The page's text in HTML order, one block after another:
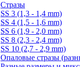
Стразы
SS 3 (1,3 - 1,4 mm)
SS 4 (1,5 - 1,6 mm)
SS 6 (1,9 - 2,0 mm)
SS 8 (2,3 - 2,4 mm)
SS 10 (2,7 - 2,9 mm)
Опаловые стразы